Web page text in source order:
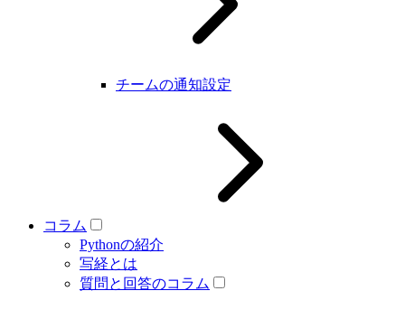
チームの通知設定
コラム
Pythonの紹介
写経とは
質問と回答のコラム